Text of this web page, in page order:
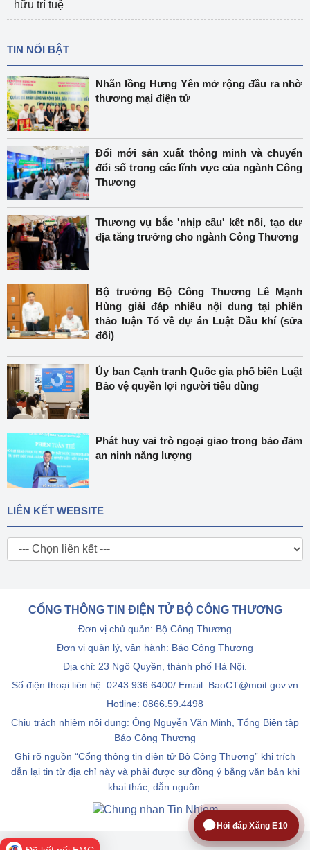
hữu trí tuệ
TIN NỔI BẬT
Nhãn lồng Hưng Yên mở rộng đầu ra nhờ
thương mại điện tử
Đổi mới sản xuất thông minh và chuyển
đổi số trong các lĩnh vực của ngành Công
Thương
Thương vụ bắc 'nhịp cầu' kết nối, tạo dư
địa tăng trưởng cho ngành Công Thương
Bộ trưởng Bộ Công Thương Lê Mạnh
Hùng giải đáp nhiều nội dung tại phiên
thảo luận Tổ về dự án Luật Dầu khí (sửa
đổi)
Ủy ban Cạnh tranh Quốc gia phổ biến Luật
Bảo vệ quyền lợi người tiêu dùng
Phát huy vai trò ngoại giao trong bảo đảm
an ninh năng lượng
LIÊN KẾT WEBSITE
CỔNG THÔNG TIN ĐIỆN TỬ BỘ CÔNG THƯƠNG
Đơn vị chủ quản: Bộ Công Thương
Đơn vị quản lý, vận hành: Báo Công Thương
Địa chỉ: 23 Ngô Quyền, thành phố Hà Nội.
Số điện thoại liên hệ: 0243.936.6400/ Email: BaoCT@moit.gov.vn
Hotline: 0866.59.4498
Chịu trách nhiệm nội dung: Ông Nguyễn Văn Minh, Tổng Biên tập
Báo Công Thương
Ghi rõ nguồn “Cổng thông tin điện tử Bộ Công Thương” khi trích
dẫn lại tin từ địa chỉ này và phải được sự đồng ý bằng văn bản khi
khai thác, dẫn nguồn.
Hỏi đáp Xăng E10